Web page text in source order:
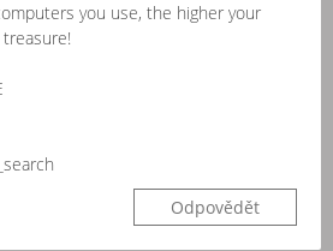
you use, the higher your
Odpovědět